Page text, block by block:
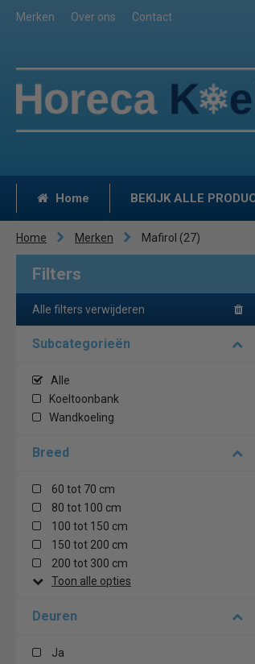
Merken Over ons Contact
Home BEKIJK ALLE
Home Merken Mafirol (27)
Filters
Alle filters verwijderen
Subcategorieën
Alle
Koeltoonbank
Wandkoeling
Breed
60 tot 70 cm
80 tot 100 cm
100 tot 150 cm
150 tot 200 cm
200 tot 300 cm
Toon alle opties
Deuren
Ja